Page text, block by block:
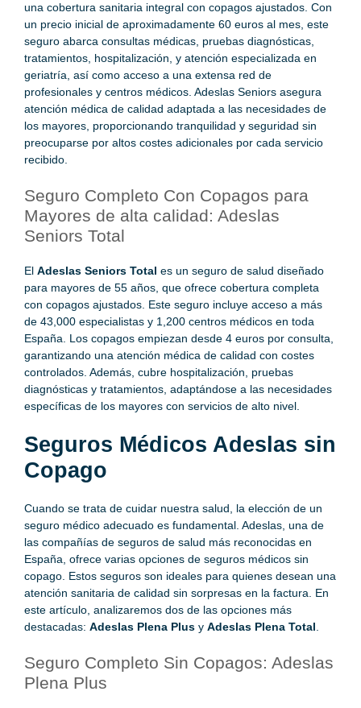
una cobertura sanitaria integral con copagos ajustados. Con
un precio inicial de aproximadamente 60 euros al mes, este
seguro abarca consultas médicas, pruebas diagnósticas,
tratamientos, hospitalización, y atención especializada en
geriatría, así como acceso a una extensa red de
profesionales y centros médicos. Adeslas Seniors asegura
atención médica de calidad adaptada a las necesidades de
los mayores, proporcionando tranquilidad y seguridad sin
preocuparse por altos costes adicionales por cada servicio
recibido.
Seguro Completo Con Copagos para
Mayores de alta calidad: Adeslas
Seniors Total
El Adeslas Seniors Total es un seguro de salud diseñado
para mayores de 55 años, que ofrece cobertura completa
con copagos ajustados. Este seguro incluye acceso a más
de 43,000 especialistas y 1,200 centros médicos en toda
España. Los copagos empiezan desde 4 euros por consulta,
garantizando una atención médica de calidad con costes
controlados. Además, cubre hospitalización, pruebas
diagnósticas y tratamientos, adaptándose a las necesidades
específicas de los mayores con servicios de alto nivel.
Seguros Médicos Adeslas sin
Copago
Cuando se trata de cuidar nuestra salud, la elección de un
seguro médico adecuado es fundamental. Adeslas, una de
las compañías de seguros de salud más reconocidas en
España, ofrece varias opciones de seguros médicos sin
copago. Estos seguros son ideales para quienes desean una
atención sanitaria de calidad sin sorpresas en la factura. En
este artículo, analizaremos dos de las opciones más
destacadas: Adeslas Plena Plus y Adeslas Plena Total
Seguro Completo Sin Copagos: Adeslas
Plena Plus